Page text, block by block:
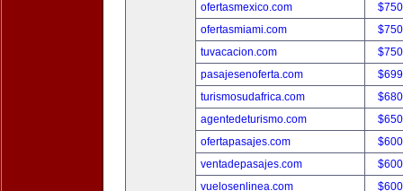
ofertasmexico.com
ofertasmiami.com
tuvacacion.com
pasajesenoferta.com
turismosudafrica.com
agentedeturismo.com
ofertapasajes.com
ventadepasajes.com
vuelosenlinea.com